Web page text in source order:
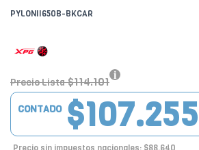
PYLONII650B-BKCAR
Precio Lista $114.101
$107.255
CONTADO